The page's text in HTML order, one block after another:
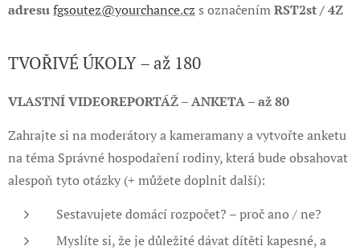
adresufgsoutez@yourchance.cz s označenímRST2st / 4Z
TVOŘIVÉ ÚKOLY – až 180
VLASTNÍ VIDEOREPORTÁŽ – ANKETA – až 80
Zahrajte si na moderátory a kameramany a vytvořte anketu
na téma Správné hospodaření rodiny, která bude obsahovat
alespoň tyto otázky (+ můžete doplnit další):
Sestavujete domácí rozpočet? – proč ano / ne?
Myslíte si, že je důležité dávat dítěti kapesné, a